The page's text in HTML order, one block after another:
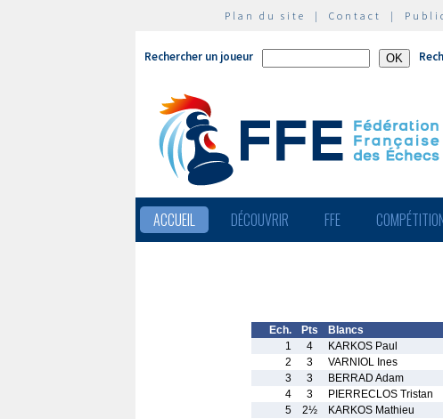
Plan du site | Contact |
Rechercher un joueur
ACCUEIL DÉCOUVRIR FFE
Ech. Pts Blancs
1
4 KARKOS Paul
2
3 VARNIOL Ines
3
3 BERRAD Adam
4
3 PIERRECLOS Tristan
5
2½ KARKOS Mathieu